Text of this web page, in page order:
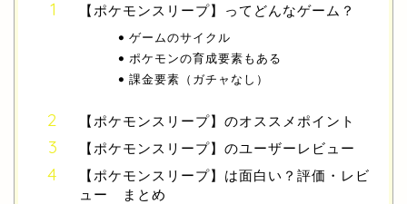
【ポケモンスリープ】ってどんなゲーム？
ゲームのサイクル
ポケモンの育成要素もある
課金要素（ガチャなし）
【ポケモンスリープ】のオススメポイント
【ポケモンスリープ】のユーザーレビュー
【ポケモンスリープ】は面白い？評価・レビ
ュー まとめ